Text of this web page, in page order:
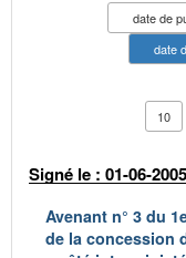
date de
date
10
Signé le : 01-06-2005
Avenant n° 3 du
de la concession